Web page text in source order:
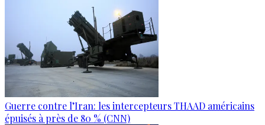
Guerre contre l’Iran: les intercepteurs THAAD américains
épuisés à près de 80 % (CNN)